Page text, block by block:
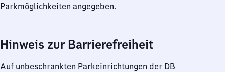
Parkmöglichkeiten angegeben.
Hinweis zur Barrierefreiheit
Auf unbeschrankten Parkeinrichtungen der DB